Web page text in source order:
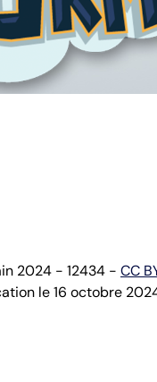
2024 - 12434 - CC
le 16 octobre